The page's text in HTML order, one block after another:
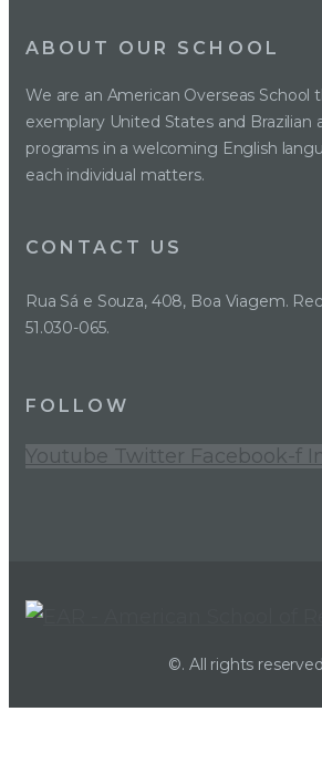
ABOUT OUR SCHOOL
We are an American Overseas School
exemplary United States and Brazilian
programs in a welcoming English
each individual matters.
CONTACT US
Rua Sá e Souza, 408, Boa Viagem.
51.030-065.
FOLLOW
Youtube Twitter Facebook-f
©. All rights